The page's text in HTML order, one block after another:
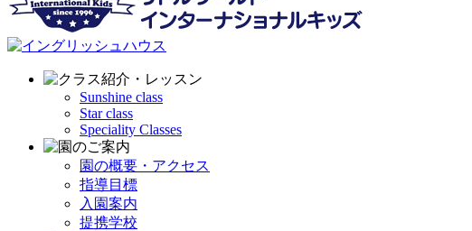
Sunshine class
Star class
Speciality Classes
園の概要・アクセス
指導目標
入園案内
提携学校